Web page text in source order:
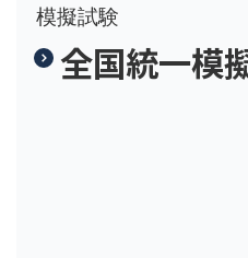
模擬試験
全国統一模